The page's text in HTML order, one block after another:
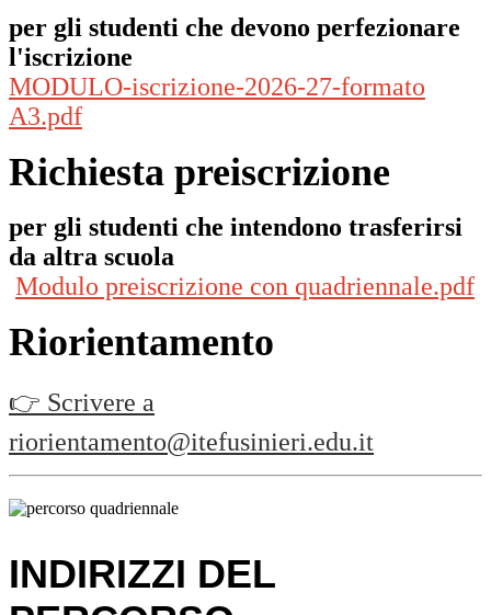
per gli studenti che devono perfezionare
l'iscrizione
MODULO-iscrizione-2026-27-formato
A3.pdf
Richiesta preiscrizione
per gli studenti che intendono trasferirsi
da altra scuola
Modulo preiscrizione con quadriennale.pdf
Riorientamento
👉 Scrivere a
riorientamento@itefusinieri.edu.it
INDIRIZZI DEL